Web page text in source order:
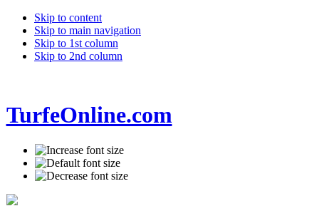
Skip to content
Skip to main navigation
Skip to 1st column
Skip to 2nd column
TurfeOnline.com